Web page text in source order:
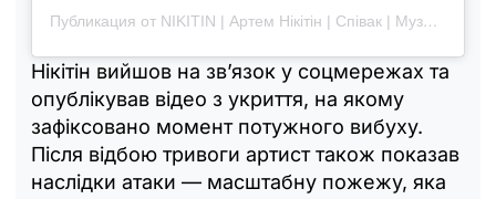
Публикация от NIKITIN | Артем Нікітін | Співак | Музикант | Songwriter (@nikitin.music)
Нікітін вийшов на зв’язок у соцмережах та
опублікував відео з укриття, на якому
зафіксовано момент потужного вибуху.
Після відбою тривоги артист також показав
наслідки атаки — масштабну пожежу, яка